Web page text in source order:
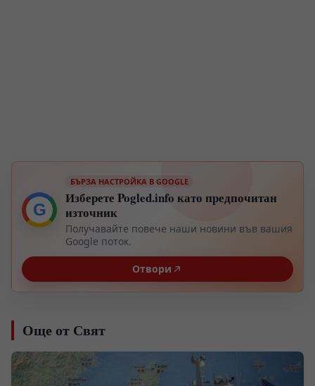
G
БЪРЗА НАСТРОЙКА В GOOGLE
Изберете Pogled.info като предпочитан
източник
Получавайте повече наши новини във вашия
Google поток.
Отвори
Още от Свят